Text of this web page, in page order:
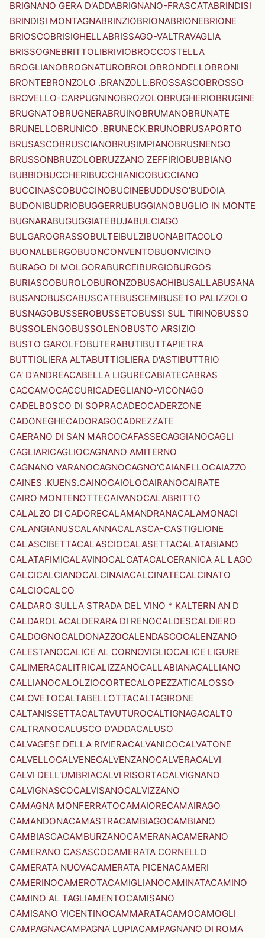
BRIGNANO GERA D'ADDABRIGNANO-FRASCATABRINDISI
BRINDISI MONTAGNABRINZIOBRIONABRIONEBRIONE
BRIOSCOBRISIGHELLABRISSAGO-VALTRAVAGLIA
BRISSOGNEBRITTOLIBRIVIOBROCCOSTELLA
BROGLIANOBROGNATUROBROLOBRONDELLOBRONI
BRONTEBRONZOLO .BRANZOLL.BROSSASCOBROSSO
BROVELLO-CARPUGNINOBROZOLOBRUGHERIOBRUGINE
BRUGNATOBRUGNERABRUINOBRUMANOBRUNATE
BRUNELLOBRUNICO .BRUNECK.BRUNOBRUSAPORTO
BRUSASCOBRUSCIANOBRUSIMPIANOBRUSNENGO
BRUSSONBRUZOLOBRUZZANO ZEFFIRIOBUBBIANO
BUBBIOBUCCHERIBUCCHIANICOBUCCIANO
BUCCINASCOBUCCINOBUCINEBUDDUSO'BUDOIA
BUDONIBUDRIOBUGGERRUBUGGIANOBUGLIO IN MONTE
BUGNARABUGUGGIATEBUJABULCIAGO
BULGAROGRASSOBULTEIBULZIBUONABITACOLO
BUONALBERGOBUONCONVENTOBUONVICINO
BURAGO DI MOLGORABURCEIBURGIOBURGOS
BURIASCOBUROLOBURONZOBUSACHIBUSALLABUSANA
BUSANOBUSCABUSCATEBUSCEMIBUSETO PALIZZOLO
BUSNAGOBUSSEROBUSSETOBUSSI SUL TIRINOBUSSO
BUSSOLENGOBUSSOLENOBUSTO ARSIZIO
BUSTO GAROLFOBUTERABUTIBUTTAPIETRA
BUTTIGLIERA ALTABUTTIGLIERA D'ASTIBUTTRIO
CA' D'ANDREACABELLA LIGURECABIATECABRAS
CACCAMOCACCURICADEGLIANO-VICONAGO
CADELBOSCO DI SOPRACADEOCADERZONE
CADONEGHECADORAGOCADREZZATE
CAERANO DI SAN MARCOCAFASSECAGGIANOCAGLI
CAGLIARICAGLIOCAGNANO AMITERNO
CAGNANO VARANOCAGNOCAGNO'CAIANELLOCAIAZZO
CAINES .KUENS.CAINOCAIOLOCAIRANOCAIRATE
CAIRO MONTENOTTECAIVANOCALABRITTO
CALALZO DI CADORECALAMANDRANACALAMONACI
CALANGIANUSCALANNACALASCA-CASTIGLIONE
CALASCIBETTACALASCIOCALASETTACALATABIANO
CALATAFIMICALAVINOCALCATACALCERANICA AL LAGO
CALCICALCIANOCALCINAIACALCINATECALCINATO
CALCIOCALCO
CALDARO SULLA STRADA DEL VINO * KALTERN AN D
CALDAROLACALDERARA DI RENOCALDESCALDIERO
CALDOGNOCALDONAZZOCALENDASCOCALENZANO
CALESTANOCALICE AL CORNOVIGLIOCALICE LIGURE
CALIMERACALITRICALIZZANOCALLABIANACALLIANO
CALLIANOCALOLZIOCORTECALOPEZZATICALOSSO
CALOVETOCALTABELLOTTACALTAGIRONE
CALTANISSETTACALTAVUTUROCALTIGNAGACALTO
CALTRANOCALUSCO D'ADDACALUSO
CALVAGESE DELLA RIVIERACALVANICOCALVATONE
CALVELLOCALVENECALVENZANOCALVERACALVI
CALVI DELL'UMBRIACALVI RISORTACALVIGNANO
CALVIGNASCOCALVISANOCALVIZZANO
CAMAGNA MONFERRATOCAMAIORECAMAIRAGO
CAMANDONACAMASTRACAMBIAGOCAMBIANO
CAMBIASCACAMBURZANOCAMERANACAMERANO
CAMERANO CASASCOCAMERATA CORNELLO
CAMERATA NUOVACAMERATA PICENACAMERI
CAMERINOCAMEROTACAMIGLIANOCAMINATACAMINO
CAMINO AL TAGLIAMENTOCAMISANO
CAMISANO VICENTINOCAMMARATACAMOCAMOGLI
CAMPAGNACAMPAGNA LUPIACAMPAGNANO DI ROMA